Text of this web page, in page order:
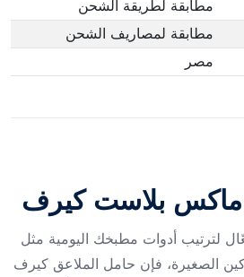
مطابقة لطريقة الشحن
مطابقة لمصاريف الشحن
مصر
بلاست كيرف
لترتيب أدوات مطبخك اليومية مثل
الصغيرة، فإن حامل الملاعق كيرف